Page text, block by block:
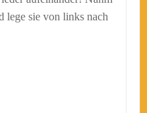
lege sie von links nach